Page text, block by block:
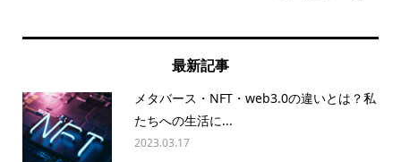
最新記事
メタバース・NFT・web3.0の違いとは？私
たちへの生活に...
2023.03.17